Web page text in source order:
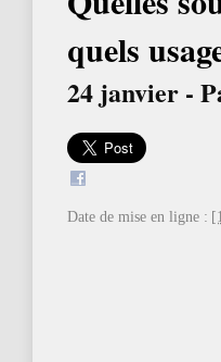
quels
24 janvier -
Date de mise en ligne :